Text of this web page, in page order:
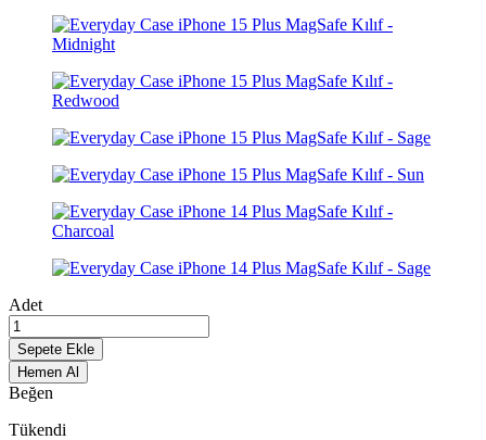
Adet
Sepete Ekle
Hemen Al
Beğen
Tükendi